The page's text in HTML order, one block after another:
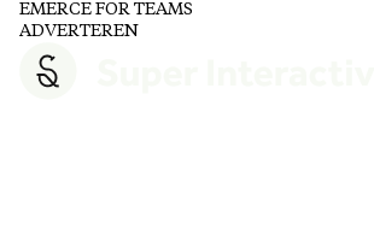
EMERCE FOR TEAMS
ADVERTEREN